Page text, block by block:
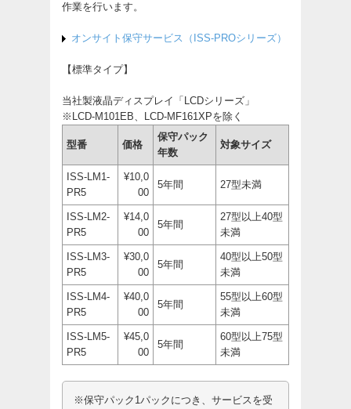
作業を行います。
オンサイト保守サービス（ISS-PROシリーズ）
【標準タイプ】
当社製液晶ディスプレイ「LCDシリーズ」
※LCD-M101EB、LCD-MF161XPを除く
型番 価格
保守パック
年数
対象サイズ
ISS-LM1-
PR5
¥10,0
00
5年間 27型未満
ISS-LM2-
PR5
¥14,0
00
5年間
27型以上40型
未満
ISS-LM3-
PR5
¥30,0
00
5年間
40型以上50型
未満
ISS-LM4-
PR5
¥40,0
00
5年間
55型以上60型
未満
ISS-LM5-
PR5
¥45,0
00
5年間
60型以上75型
未満
※保守パック1パックにつき、サービスを受